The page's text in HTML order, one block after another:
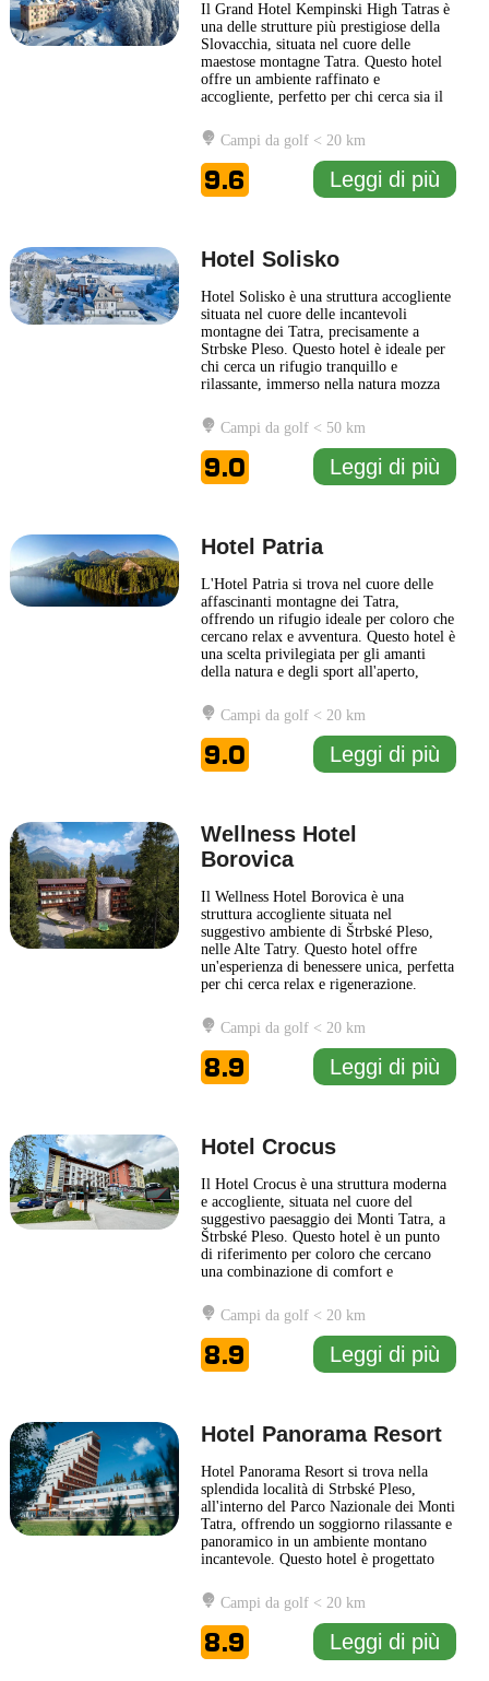
Il Grand Hotel Kempinski High Tatras è
una delle strutture più prestigiose della
Slovacchia, situata nel cuore delle
maestose montagne Tatra. Questo hotel
offre un ambiente raffinato e
accogliente, perfetto per chi cerca sia il
godere di una vista mozzafiato sui
paesaggi circostanti, con i laghi
cristallini e i sentieri montani a pochi
passi dalla struttura. La... Leggi di più
Campi da golf < 20 km
9.6 Leggi di più
Hotel Solisko
Hotel Solisko è una struttura accogliente
situata nel cuore delle incantevoli
montagne dei Tatra, precisamente a
Strbske Pleso. Questo hotel è ideale per
chi cerca un rifugio tranquillo e
rilassante, immerso nella natura mozza
sono progettate per offrire un soggiorno
confortevole, con arredamenti moderni e
vista panoramica sulle montagne
circostanti. Gli ospiti... Leggi di più
Campi da golf < 50 km
9.0 Leggi di più
Hotel Patria
L'Hotel Patria si trova nel cuore delle
affascinanti montagne dei Tatra,
offrendo un rifugio ideale per coloro che
cercano relax e avventura. Questo hotel è
una scelta privilegiata per gli amanti
della natura e degli sport all'aperto,
a varie attività ricreative, tra cui
escursioni, sci e ciclismo. L'Hotel Patria
presenta un'architettura elegante e
accogliente,
... Leggi di più
Campi da golf < 20 km
9.0 Leggi di più
Wellness Hotel
Borovica
Il Wellness Hotel Borovica è una
struttura accogliente situata nel
suggestivo ambiente di Štrbské Pleso,
nelle Alte Tatry. Questo hotel offre
un'esperienza di benessere unica, perfetta
per chi cerca relax e rigenerazione.
Borovica presenta un design elegante e
confortevole, che riflette lo spirito della
montagna circostante. Gli ospiti possono
approfittare di
... Leggi di più
Campi da golf < 20 km
8.9 Leggi di più
Hotel Crocus
Il Hotel Crocus è una struttura moderna
e accogliente, situata nel cuore del
suggestivo paesaggio dei Monti Tatra, a
Štrbské Pleso. Questo hotel è un punto
di riferimento per coloro che cercano
una combinazione di comfort e
regione. Gli ospiti possono godere di
stanze ben arredate, che offrono un
ambiente rilassante e funzionale, ideale
sia per famiglie che
... Leggi di più
Campi da golf < 20 km
8.9 Leggi di più
Hotel Panorama Resort
Hotel Panorama Resort si trova nella
splendida località di Strbské Pleso,
all'interno del Parco Nazionale dei Monti
Tatra, offrendo un soggiorno rilassante e
panoramico in un ambiente montano
incantevole. Questo hotel è progettato
un'esperienza accogliente per i propri
ospiti. Le camere dell'Hotel Panorama
Resort sono arredate con gusto e dotate
di tutti i comfort
... Leggi di più
Campi da golf < 20 km
8.9 Leggi di più